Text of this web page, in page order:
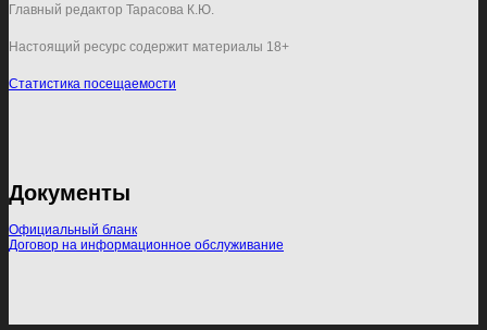
Главный редактор Тарасова К.Ю.
Настоящий ресурс содержит материалы 18+
Статистика посещаемости
Документы
Официальный бланк
Договор на информационное обслуживание